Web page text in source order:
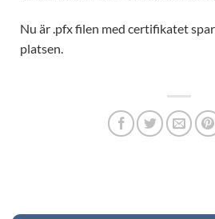
Nu är .pfx filen med certifikatet
platsen.